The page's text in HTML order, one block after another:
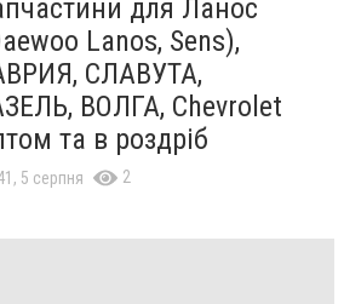
для Ланос
Lanos, Sens),
СЛАВУТА,
ВОЛГА, Chevrolet
та в роздріб
5 серпня 2